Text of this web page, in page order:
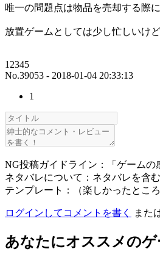
唯一の問題点は物品を売却する際
放置ゲームとしては少し忙しいけ
12345
No.39053 - 2018-01-04 20:33:13
1
NG投稿ガイドライン：「ゲームの
ネタバレについて：ネタバレを含
テンプレート：（楽しかったとこ
ログインしてコメントを書く また
あなたにオススメのゲ